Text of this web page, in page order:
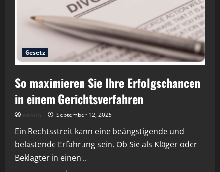
achten
sollten
Gesetz
So maximieren Sie Ihre Erfolgschancen
in einem Gerichtsverfahren
September 12, 2025
Ein Rechtsstreit kann eine beängstigende und
belastende Erfahrung sein. Ob Sie als Kläger oder
Beklagter in einen...